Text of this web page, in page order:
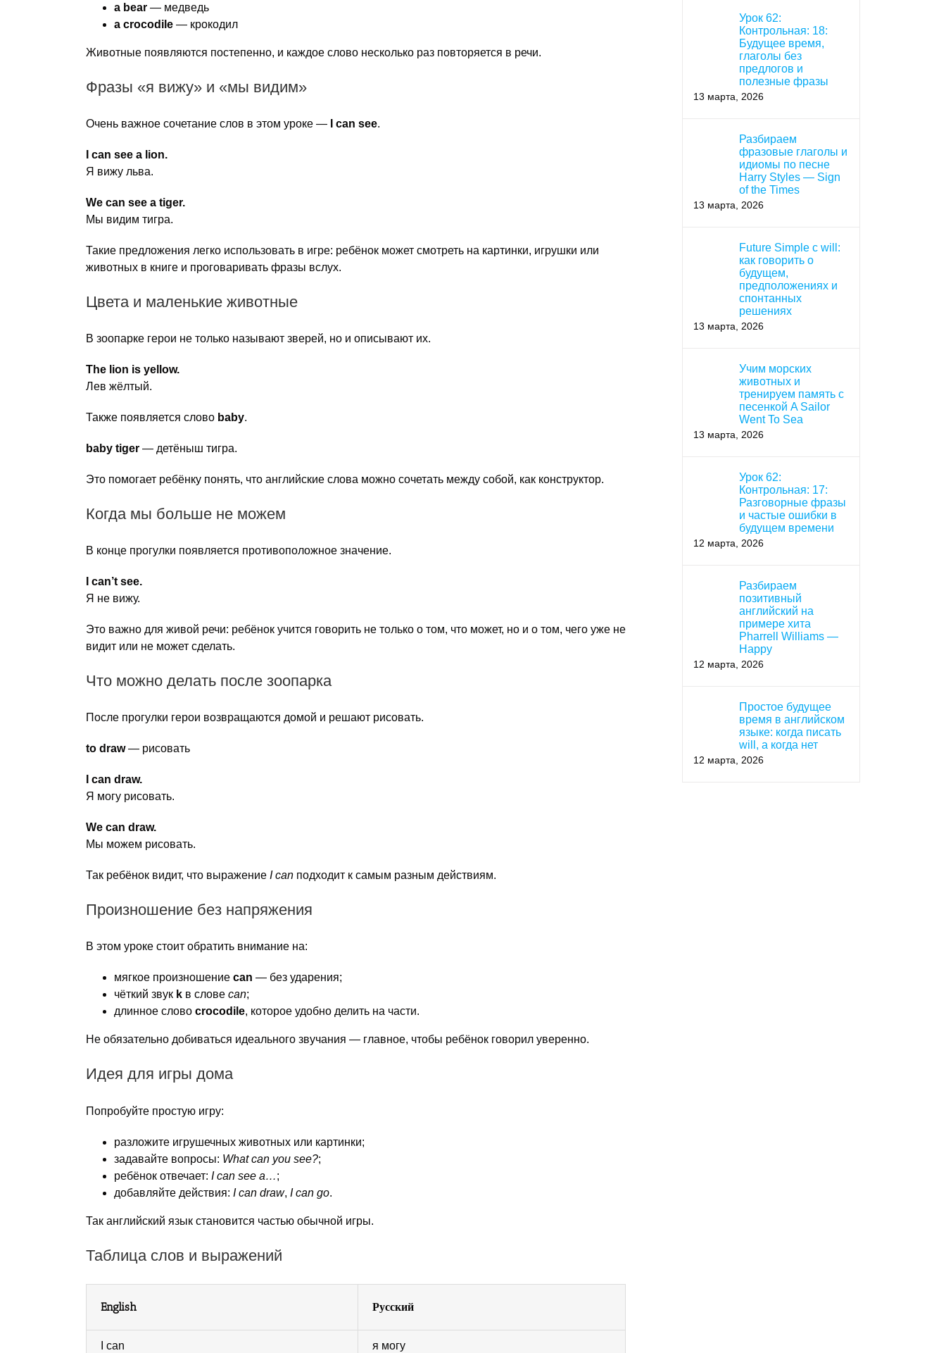
a bear — медведь
a crocodile — крокодил
Животные появляются постепенно, и каждое слово несколько раз повторяется в речи.
Фразы «я вижу» и «мы видим»
Очень важное сочетание слов в этом уроке — I can see.
I can see a lion.
Я вижу льва.
We can see a tiger.
Мы видим тигра.
Такие предложения легко использовать в игре: ребёнок может смотреть на картинки, игрушки или
животных в книге и проговаривать фразы вслух.
Цвета и маленькие животные
В зоопарке герои не только называют зверей, но и описывают их.
The lion is yellow.
Лев жёлтый.
Также появляется слово baby.
baby tiger — детёныш тигра.
Это помогает ребёнку понять, что английские слова можно сочетать между собой, как конструктор.
Когда мы больше не можем
В конце прогулки появляется противоположное значение.
I can’t see.
Я не вижу.
Это важно для живой речи: ребёнок учится говорить не только о том, что может, но и о том, чего уже не
видит или не может сделать.
Что можно делать после зоопарка
После прогулки герои возвращаются домой и решают рисовать.
to draw— рисовать
I can draw.
Я могу рисовать.
We can draw.
Мы можем рисовать.
Так ребёнок видит, что выражение I can подходит к самым разным действиям.
Произношение без напряжения
В этом уроке стоит обратить внимание на:
мягкое произношение can — без ударения;
чёткий звук k в слове can;
длинное слово crocodile, которое удобно делить на части.
Не обязательно добиваться идеального звучания — главное, чтобы ребёнок говорил уверенно.
Идея для игры дома
Попробуйте простую игру:
разложите игрушечных животных или картинки;
задавайте вопросы: What can you see?;
ребёнок отвечает: I can see a…;
добавляйте действия: I can draw, I can go.
Так английский язык становится частью обычной игры.
Таблица слов и выражений
English Русский
I can я могу
Урок 62:
Контрольная: 18:
Будущее время,
глаголы без
предлогов и
полезные фразы
13 марта, 2026
Разбираем
фразовые глаголы и
идиомы по песне
Harry Styles — Sign
of the Times
13 марта, 2026
Future Simple с will:
как говорить о
будущем,
предположениях и
спонтанных
решениях
13 марта, 2026
Учим морских
животных и
тренируем память с
песенкой A Sailor
Went To Sea
13 марта, 2026
Урок 62:
Контрольная: 17:
Разговорные фразы
и частые ошибки в
будущем времени
12 марта, 2026
Разбираем
позитивный
английский на
примере хита
Pharrell Williams —
Happy
12 марта, 2026
Простое будущее
время в английском
языке: когда писать
will, а когда нет
12 марта, 2026